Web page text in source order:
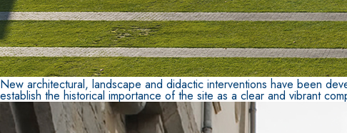
New architectural, landscape and didactic interventions have been
establish the historical importance of the site as a clear and vibrant